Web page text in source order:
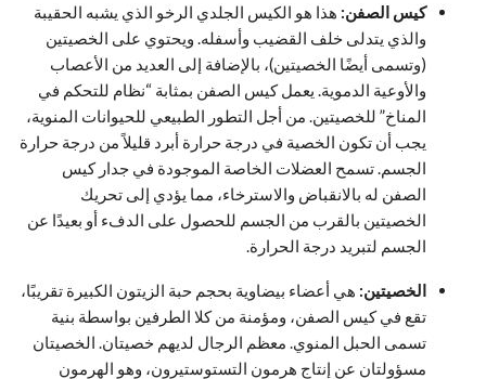
كيس الصفن: هذا هو الكيس الجلدي الرخو الذي يشبه الحقيبة
والذي يتدلى خلف القضيب وأسفله. ويحتوي على الخصيتين
(وتسمى أيضًا الخصيتين)، بالإضافة إلى العديد من الأعصاب
والأوعية الدموية. يعمل كيس الصفن بمثابة “نظام للتحكم في
المناخ” للخصيتين. من أجل التطور الطبيعي للحيوانات المنوية،
يجب أن تكون الخصية في درجة حرارة أبرد قليلاً من درجة حرارة
الجسم. تسمح العضلات الخاصة الموجودة في جدار كيس
الصفن له بالانقباض والاسترخاء، مما يؤدي إلى تحريك
الخصيتين بالقرب من الجسم للحصول على الدفء أو بعيدًا عن
الجسم لتبريد درجة الحرارة.
الخصيتين: هي أعضاء بيضاوية بحجم حبة الزيتون الكبيرة تقريبًا،
تقع في كيس الصفن، ومؤمنة من كلا الطرفين بواسطة بنية
تسمى الحبل المنوي. معظم الرجال لديهم خصيتان. الخصيتان
مسؤولتان عن إنتاج هرمون التستوستيرون، وهو الهرمون